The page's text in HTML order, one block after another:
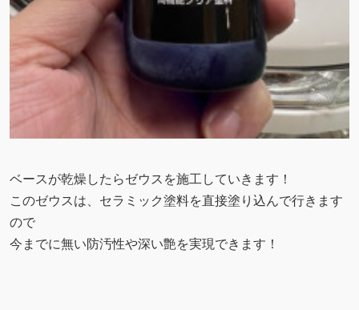
ベースが乾燥したらゼウスを施工していきます！
このゼウスは、セラミック塗料を直接塗り込んで行きます
ので
今までに無い防汚性や深い艶を実現できます！